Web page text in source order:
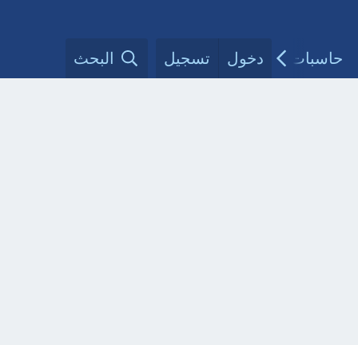
حاسبات طبية مقالات الأطباءدخول تسجيل البحث